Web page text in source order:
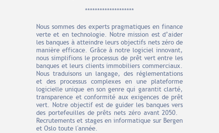
********************
Nous sommes des experts pragmatiques en finance
verte et en technologie. Notre mission est d’aider
les banques à atteindre leurs objectifs nets zéro de
manière efficace. Grâce à notre logiciel innovant,
nous simplifions le processus de prêt vert entre les
banques et leurs clients immobiliers commerciaux.
Nous traduisons un langage, des réglementations
et des processus complexes en une plateforme
logicielle unique en son genre qui garantit clarté,
transparence et conformité aux exigences de prêt
vert. Notre objectif est de guider les banques vers
des portefeuilles de prêts nets zéro avant 2050.
Recrutements et stages en informatique sur Bergen
et Oslo toute l'année.